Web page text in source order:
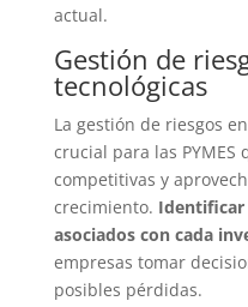
actual.
Gestión de
tecnológicas
La gestión de riesgos
crucial para las
competitivas y
crecimiento. Identificar
asociados con cada
empresas tomar
posibles pérdidas.